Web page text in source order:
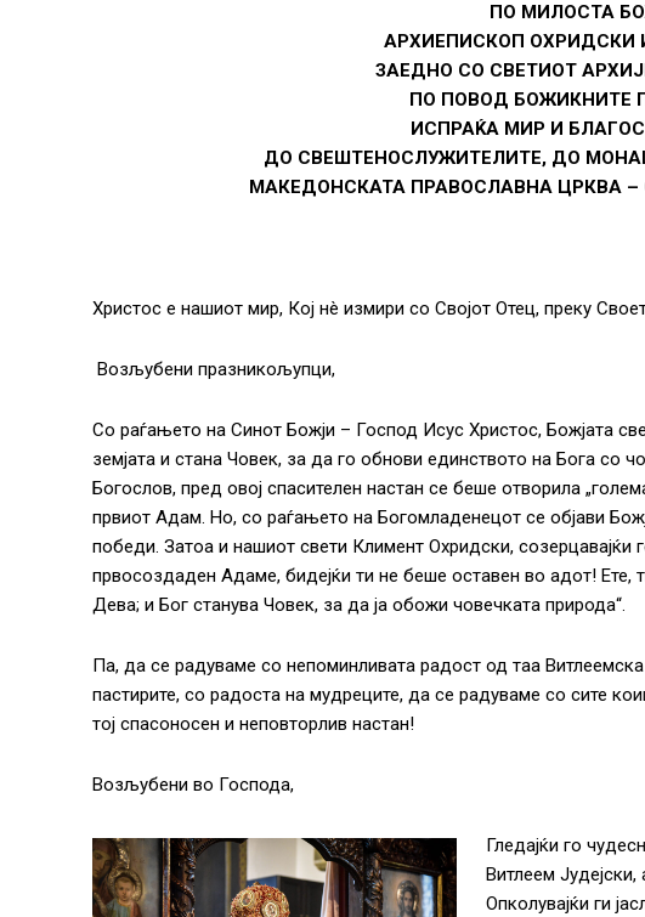
ПО МИЛОСТА
АРХИЕПИСКОП ОХРИДСКИ
ЗАЕДНО СО СВЕТИОТ
ПО ПОВОД БОЖИКНИТЕ
ИСПРАЌА МИР И
ДО СВЕШТЕНОСЛУЖИТЕЛИТЕ, ДО
МАКЕДОНСКАТА ПРАВОСЛАВНА ЦРКВА
Христос е нашиот мир, Кој нè измири со Својот Отец, преку
Возљубени празникољупци,
Со раѓањето на Синот Божји – Господ Исус Христос, Божјата
земјата и стана Човек, за да го обнови единството на Бога со
Богослов, пред овој спасителен настан се беше отворила
првиот Адам. Но, со раѓањето на Богомладенецот се објави
победи. Затоа и нашиот свети Климент Охридски, созерцавајќи
првосоздаден Адаме, бидејќи ти не беше оставен во адот! Ете,
Дева; и Бог станува Човек, за да ја обожи човечката природа“.
Па, да се радуваме со непоминливата радост од таа
пастирите, со радоста на мудреците, да се радуваме со сите
тој спасоносен и неповторлив настан!
Возљубени во Господа,
Гледајќи го
Витлеем Јудејски,
Опколувајќи ги